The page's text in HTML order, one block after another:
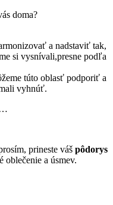
doma?
a nadstaviť tak,
si vysnívali,presne podľa
túto oblasť podporiť a
vyhnúť.
prineste váš pôdorys
oblečenie a úsmev.